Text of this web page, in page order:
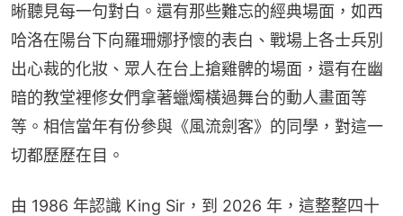
晰聽見每一句對白。還有那些難忘的經典場面，如西
哈洛在陽台下向羅珊娜抒懷的表白、戰場上各士兵別
出心裁的化妝、眾人在台上搶雞髀的場面，還有在幽
暗的教堂裡修女們拿著蠟燭橫過舞台的動人畫面等
等。相信當年有份參與《風流劍客》的同學，對這一
切都歷歷在目。
由 1986 年認識 King Sir，到 2026 年，這整整四十